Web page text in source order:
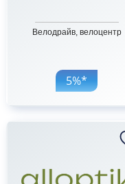
Велодрайв, велоцентр
5%*